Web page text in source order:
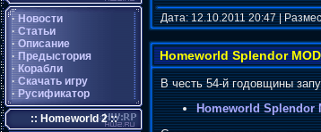
· Новости
· Статьи
· Описание
· Предыстория
· Корабли
· Скачать игру
· Русификатор
:: Homeworld 2 ::
Дата: 12.10.2011 20:47 |
Homeworld Splendor MOD
В честь 54-й годовщины
Homeworld Splendor